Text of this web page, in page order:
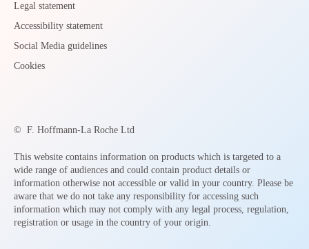
Legal statement
Accessibility statement
Social Media guidelines
Cookies
© F. Hoffmann-La Roche Ltd
This website contains information on products which is targeted to a
wide range of audiences and could contain product details or
information otherwise not accessible or valid in your country. Please be
aware that we do not take any responsibility for accessing such
information which may not comply with any legal process, regulation,
registration or usage in the country of your origin.